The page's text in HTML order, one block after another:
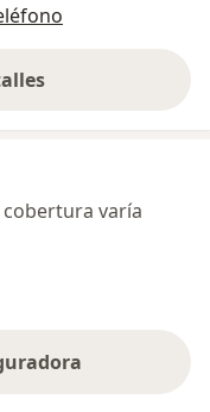
dirección
varía